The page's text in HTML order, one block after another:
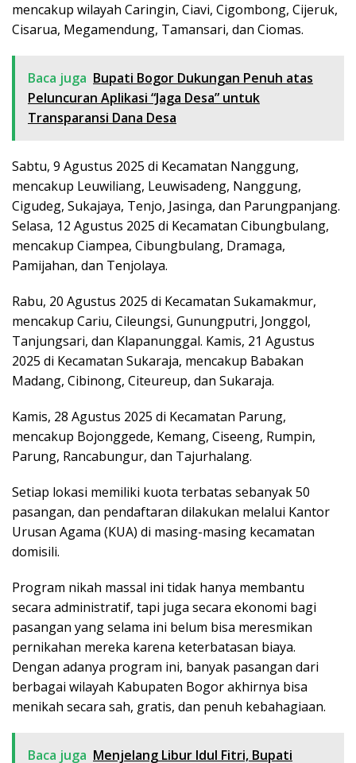
mencakup wilayah Caringin, Ciavi, Cigombong, Cijeruk,
Cisarua, Megamendung, Tamansari, dan Ciomas.
Baca juga Bupati Bogor Dukungan Penuh atas
Peluncuran Aplikasi “Jaga Desa” untuk
Transparansi Dana Desa
Sabtu, 9 Agustus 2025 di Kecamatan Nanggung,
mencakup Leuwiliang, Leuwisadeng, Nanggung,
Cigudeg, Sukajaya, Tenjo, Jasinga, dan Parungpanjang.
Selasa, 12 Agustus 2025 di Kecamatan Cibungbulang,
mencakup Ciampea, Cibungbulang, Dramaga,
Pamijahan, dan Tenjolaya.
Rabu, 20 Agustus 2025 di Kecamatan Sukamakmur,
mencakup Cariu, Cileungsi, Gunungputri, Jonggol,
Tanjungsari, dan Klapanunggal. Kamis, 21 Agustus
2025 di Kecamatan Sukaraja, mencakup Babakan
Madang, Cibinong, Citeureup, dan Sukaraja.
Kamis, 28 Agustus 2025 di Kecamatan Parung,
mencakup Bojonggede, Kemang, Ciseeng, Rumpin,
Parung, Rancabungur, dan Tajurhalang.
Setiap lokasi memiliki kuota terbatas sebanyak 50
pasangan, dan pendaftaran dilakukan melalui Kantor
Urusan Agama (KUA) di masing-masing kecamatan
domisili.
Program nikah massal ini tidak hanya membantu
secara administratif, tapi juga secara ekonomi bagi
pasangan yang selama ini belum bisa meresmikan
pernikahan mereka karena keterbatasan biaya.
Dengan adanya program ini, banyak pasangan dari
berbagai wilayah Kabupaten Bogor akhirnya bisa
menikah secara sah, gratis, dan penuh kebahagiaan.
Baca juga Menjelang Libur Idul Fitri, Bupati